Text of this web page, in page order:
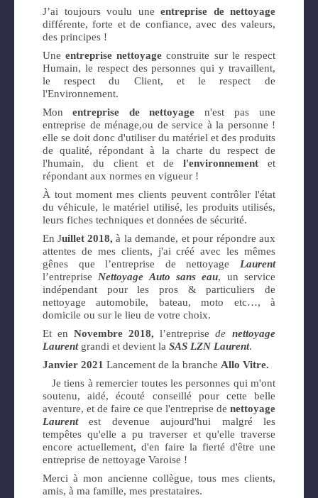
J’ai toujours voulu une entreprise de nettoyage
différente, forte et de confiance, avec des valeurs,
des principes !
Une entreprise nettoyage construite sur le respect
Humain, le respect des personnes qui y travaillent,
le respect du Client, et le
respect de
l'Environnement.
Mon entreprise de nettoyage n'est pas une
entreprise de ménage,ou de service à la personne !
elle se doit donc d'utiliser du matériel et des produits
de qualité, répondant à la charte du respect de
l'humain, du client et de l'environnement et
répondant aux normes en vigueur !
À tout moment mes clients peuvent contrôler l'état
du véhicule, le matériel utilisé, les produits utilisés,
leurs fiches techniques et données de sécurité.
En Juillet 2018, à la demande, et pour répondre aux
attentes de mes clients, j'ai créé avec les mêmes
gênes que l’entreprise de nettoyage Laurent
l’entreprise Nettoyage Auto sans eau, un service
indépendant pour les pros & particuliers de
nettoyage automobile, bateau, moto etc…, à
domicile ou sur le lieu de votre choix.
Et en Novembre 2018, l’entreprise de nettoyage
Laurentgrandi et devient la SAS LZN Laurent.
Janvier 2021 Lancement de la branche Allo Vitre.
Je tiens à remercier toutes les personnes qui m'ont
soutenu, aidé, écouté conseillé pour cette belle
aventure, et de faire ce que l'entreprise de nettoyage
Laurentest devenue aujourd'hui malgré les
tempêtes qu'elle a pu traverser et qu'elle traverse
encore actuellement, d'en faire la fierté d'être une
entreprise de nettoyage Varoise !
Merci à mon ancienne collègue, tous mes clients,
amis, à ma famille, mes prestataires.